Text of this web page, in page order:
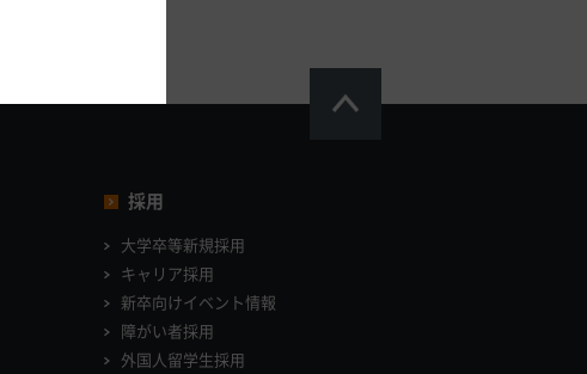
採用
大学卒等新規採用
キャリア採用
新卒向けイベント情報
障がい者採用
外国人留学生採用